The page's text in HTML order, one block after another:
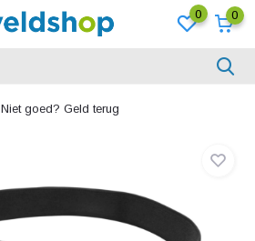
0 0
Niet goed? Geld terug